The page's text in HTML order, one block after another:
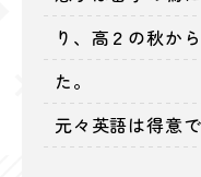
り、高２の秋か
た。
元々英語は得意